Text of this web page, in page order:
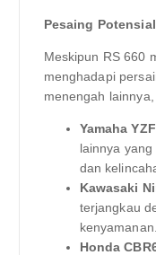
Pesaing Potensial
Meskipun RS 660
menghadapi
menengah
Yamaha
lainnya
dan
Kawasaki
terjangkau
kenyamanan.
Honda